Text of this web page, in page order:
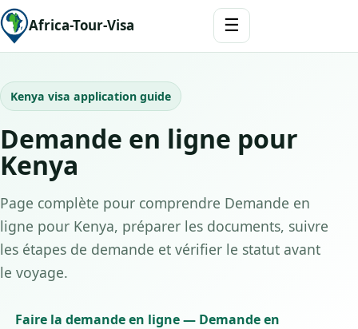
Africa-Tour-Visa ☰
Kenya visa application guide
Demande en ligne pour
Kenya
Page complète pour comprendre Demande en
ligne pour Kenya, préparer les documents, suivre
les étapes de demande et vérifier le statut avant
le voyage.
Faire la demande en ligne — Demande en